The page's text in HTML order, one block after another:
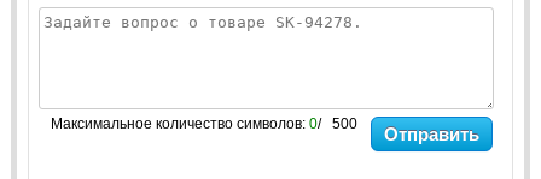
Максимальное количество символов: 0/ 500 Отправить